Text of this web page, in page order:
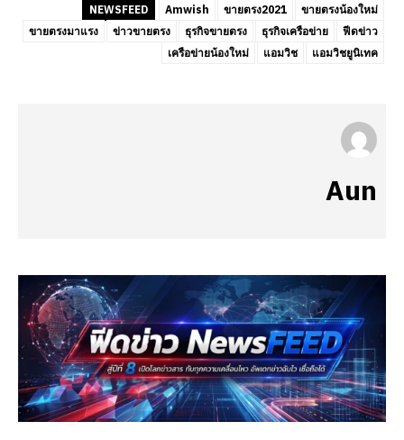
NEWSFEED Amwish ขายตรง2021
ขายตรงน้องใหม่
ขายตรงมาแรง
ข่าวขายตรง ธุรกิจขายตรง ธุรกิจเครือข่าย
ฟีดข่าว
เครือข่ายน้องใหม่
แอมวิช แอมวิชยูนิเทค
Aun